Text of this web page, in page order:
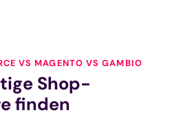
VS MAGENTO VS GAMBIO
Shop-
finden